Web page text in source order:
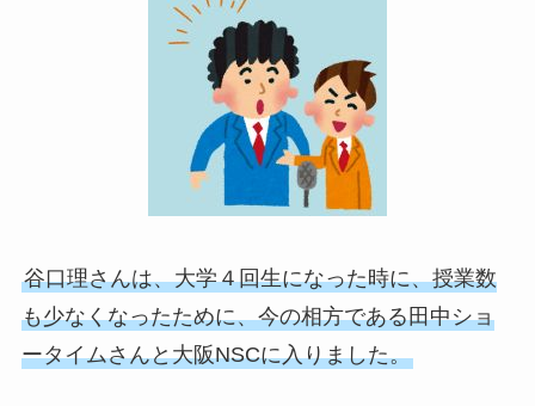
谷口理さんは、大学４回生になった時に、授業数
も少なくなったために、今の相方である田中ショ
ータイムさんと大阪NSCに入りました。